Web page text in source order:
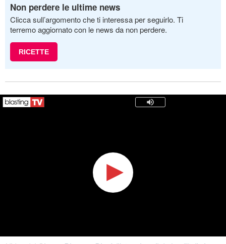
Non perdere le ultime news
Clicca sull’argomento che ti interessa per seguirlo. Ti
terremo aggiornato con le news da non perdere.
RICETTE